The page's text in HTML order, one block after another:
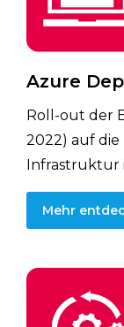
Azure
Roll-out der
2022) auf
Infrastruktur
Mehr